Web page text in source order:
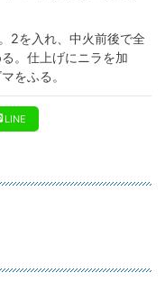
2を入れ、中火前後で全
。仕上げにニラを加
をふる。
LINE